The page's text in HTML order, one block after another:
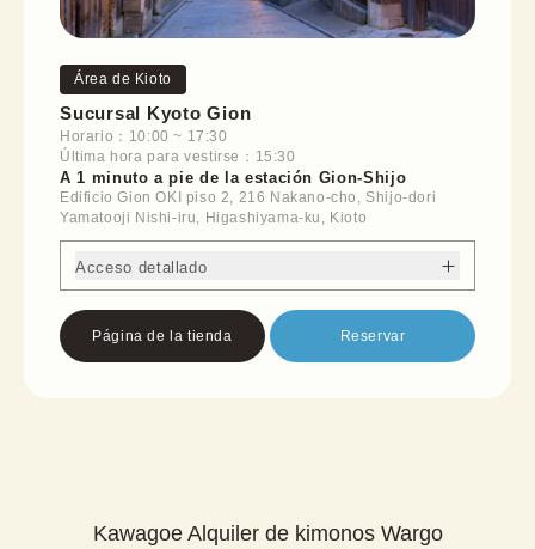
Área de Kioto
Sucursal Kyoto Gion
Horario：10:00 ~ 17:30
Última hora para vestirse：15:30
A 1 minuto a pie de la estación Gion-Shijo
Edificio Gion OKI piso 2, 216 Nakano-cho, Shijo-dori
Yamatooji Nishi-iru, Higashiyama-ku, Kioto
Acceso detallado
Página de la tienda Reservar
Kawagoe Alquiler de kimonos Wargo